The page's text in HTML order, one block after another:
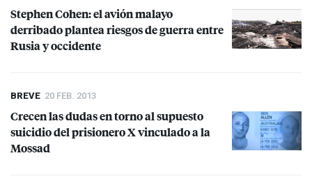
Stephen Cohen: el avión malayo
derribado plantea riesgos de guerra entre
Rusia y occidente
BREVE 20 FEB. 2013
Crecen las dudas en torno al supuesto
suicidio del prisionero X vinculado a la
Mossad